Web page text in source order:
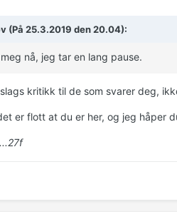
(På 25.3.2019 den 20.04):
nå, jeg tar en lang pause.
kritikk til de som svarer deg,
er flott at du er her, og jeg håper